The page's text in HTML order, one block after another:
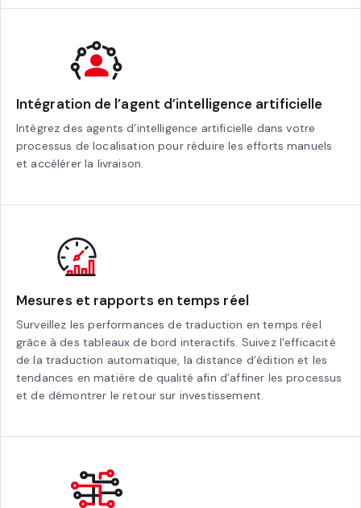
Intégration de l’agent d’intelligence artificielle
Intégrez des agents d’intelligence artificielle dans votre
processus de localisation pour réduire les efforts manuels
et accélérer la livraison.
Mesures et rapports en temps réel
Surveillez les performances de traduction en temps réel
grâce à des tableaux de bord interactifs. Suivez l’efficacité
de la traduction automatique, la distance d’édition et les
tendances en matière de qualité afin d’affiner les processus
et de démontrer le retour sur investissement.